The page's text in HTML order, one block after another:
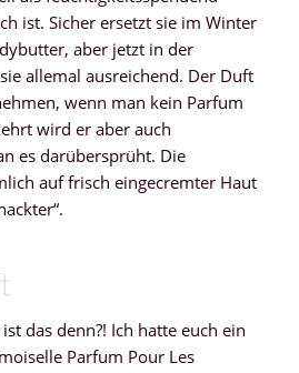
ist. Sicher ersetzt sie im Winter
aber jetzt in der
allemal ausreichend. Der Duft
wenn man kein Parfum
wird er aber auch
es darübersprüht. Die
auf frisch eingecremter Haut
das denn?! Ich hatte euch ein
Parfum Pour Les